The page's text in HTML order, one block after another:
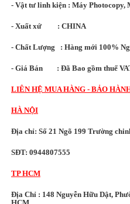
- Vật tư linh kiện : Máy Photocopy,
- Xuất xứ : CHINA
- Chất Lượng : Hàng mới 100%
- Giá Bán : Đã Bao gồm thuế
LIÊN HỆ MUA HÀNG - BẢO
HÀ NỘI
Địa chỉ: Số 21 Ngõ 199 Trường
SĐT: 0944807555
TP HCM
Địa Chỉ : 148 Nguyễn Hữu Dật,